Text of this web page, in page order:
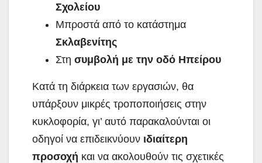
Σχολείου
Μπροστά από το κατάστημα
Σκλαβενίτης
Στη συμβολή με την οδό Ηπείρου
Κατά τη διάρκεια των εργασιών, θα
υπάρξουν μικρές τροποποιήσεις στην
κυκλοφορία, γι’ αυτό παρακαλούνται οι
οδηγοί να επιδεικνύουν ιδιαίτερη
προσοχή και να ακολουθούν τις σχετικές